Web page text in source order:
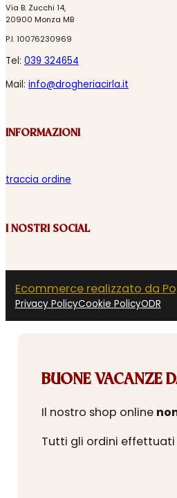
Via B. Zucchi 14,
20900 Monza MB
P.I. 10076230969
Tel: 039 324654
Mail: info@drogheriacirla.it
INFORMAZIONI
traccia ordine
I NOSTRI SOCIAL
Ecommerce realizzato da
Privacy PolicyCookie PolicyODR
BUONE VACANZE
Il nostro shop online
Tutti gli ordini effettuati